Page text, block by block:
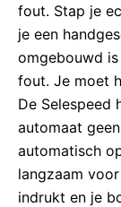
fout. Stap je
je een
omgebouwd
fout. Je moet
De Selespeed
automaat
automatisch
langzaam
indrukt en je